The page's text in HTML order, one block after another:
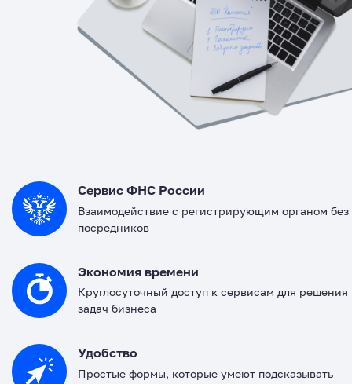
Сервис ФНС России
Взаимодействие с регистрирующим органом без
посредников
Экономия времени
Круглосуточный доступ к сервисам для решения
задач бизнеса
Удобство
Простые формы, которые умеют подсказывать